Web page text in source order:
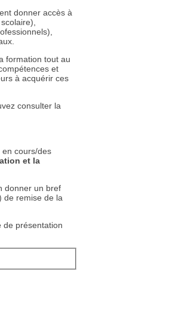
donner accès à
formation tout au
et
à acquérir ces
consulter la
cours/des
et la
donner un bref
de remise de la
de présentation